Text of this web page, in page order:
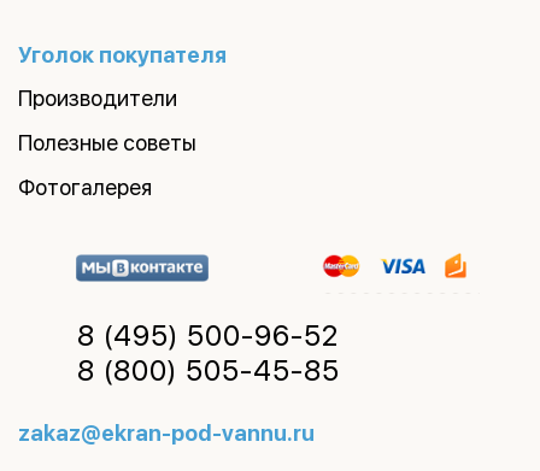
Уголок покупателя
Производители
Полезные советы
Фотогалерея
8 (495) 500-96-52
8 (800) 505-45-85
zakaz@ekran-pod-vannu.ru